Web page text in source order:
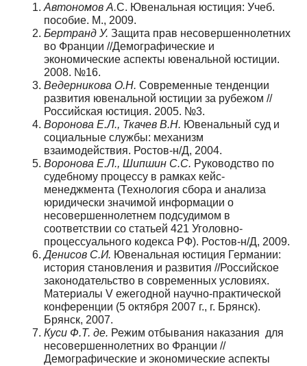
Автономов А.С. Ювенальная юстиция: Учеб.
пособие. М., 2009.
Бертранд У. Защита прав несовершеннолетних
во Франции //Демографические и
экономические аспекты ювенальной юстиции.
2008. №16.
Ведерникова О.Н. Современные тенденции
развития ювенальной юстиции за рубежом //
Российская юстиция. 2005. №3.
Воронова Е.Л., Ткачев В.Н. Ювенальный суд и
социальные службы: механизм
взаимодействия. Ростов-н/Д, 2004.
Воронова Е.Л., Шипшин С.С. Руководство по
судебному процессу в рамках кейс-
менеджмента (Технология сбора и анализа
юридически значимой информации о
несовершеннолетнем подсудимом в
соответствии со статьей 421 Уголовно-
процессуального кодекса РФ). Ростов-н/Д, 2009.
Денисов С.И. Ювенальная юстиция Германии:
история становления и развития //Российское
законодательство в современных условиях.
Материалы V ежегодной научно-практической
конференции (5 октября 2007 г., г. Брянск).
Брянск, 2007.
Куси Ф.Т. де. Режим отбывания наказания для
несовершеннолетних во Франции //
Демографические и экономические аспекты